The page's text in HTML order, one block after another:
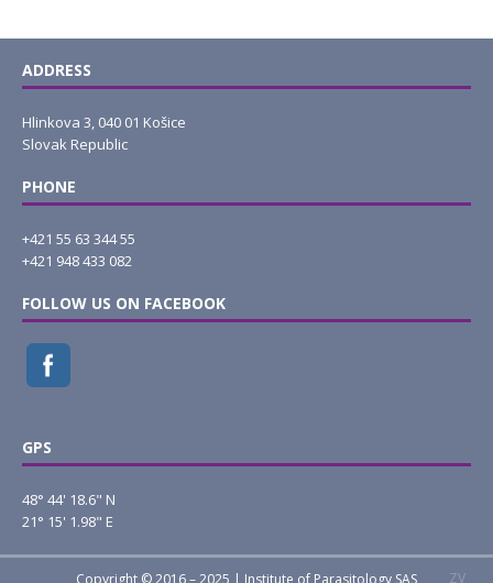
ADDRESS
Hlinkova 3, 040 01 Košice
Slovak Republic
PHONE
+421 55 63 344 55
+421 948 433 082
FOLLOW US ON FACEBOOK
GPS
48° 44' 18.6" N
21° 15' 1.98" E
Copyright © 2016 – 2025 | Institute of Parasitology SAS ZV